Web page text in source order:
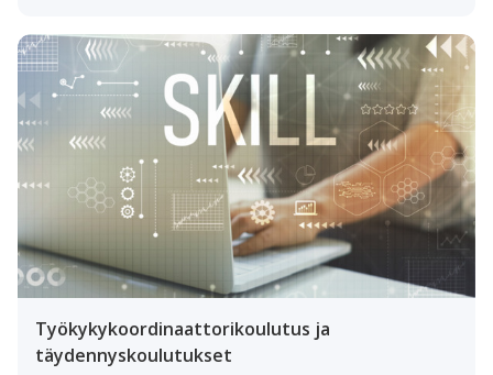
Työkykykoordinaattorikoulutus ja
täydennyskoulutukset